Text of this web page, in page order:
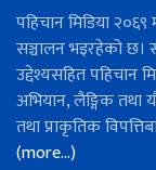
पहिचान मिडिया २०६९
सञ्चालन भइरहेको छ।
उद्देश्यसहित पहिचान
अभियान, लैङ्गिक
तथा प्राकृतिक
(more…)